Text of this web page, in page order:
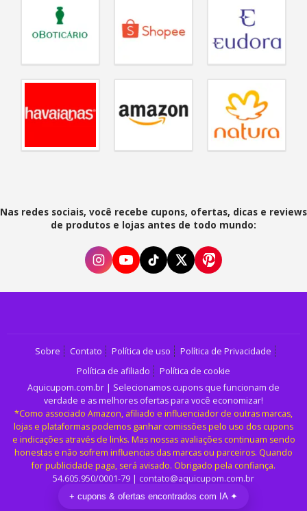
+ cupons & ofertas encontrados com IA ✦
Nas redes sociais, você recebe cupons, ofertas, dicas e reviews
de produtos e lojas antes de todo mundo:
Sobre Contato Política de uso
Política de Privacidade
Política de afiliado
Política de cookie
Aquicupom.com.br | Selecionamos cupons que funcionam de
verdade e as melhores ofertas para você economizar!
*Como associado Amazon, afiliado e influenciador de outras marcas,
lojas e plataformas podemos ganhar comissões pelo uso dos cupons
e indicações através de links. Mas nossas avaliações continuam sendo
honestas e não sofrem influencias das marcas ou parceiros. Quando
for publicidade paga, será avisado. Obrigado pela confiança.
54.605.950/0001-79 | contato@aquicupom.com.br
Feito com
. Jesus te ama.